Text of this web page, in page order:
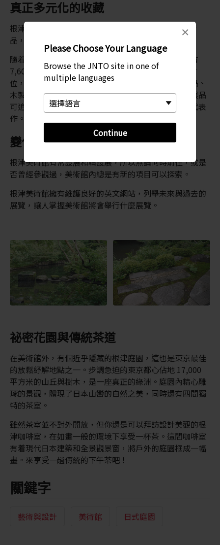
Please Choose Your Language
Browse the JNTO site in one of
multiple languages
Continue
×
真正多元化的收藏
根津美術館於 1941 年首次開幕時，共有 4,642 件藝術
品，都是來自於根津嘉一郎私人收藏。
隨着年月流逝，收藏品透過購買與捐贈而增加，現擁有
7,600 件藝術品。根津美術館對藝術鑑賞的態度是全方
位，因此收藏了眾多前現代繪畫、陶瓷、盔甲、紡織品、
木製品等多種類別，來自於日本、中國及東亞，某些展品
可追溯到三千年前。在這裡可以看到亞洲藝術的真正代表
作。
變化無窮的展覽帶來新的體驗
根津美術館有常設展和輪設展，所以無論何時前往，或是
否曾經參觀過，美術館內總是有新的項目可以探索。
根津美術館擁有維護良好的英文網站，列舉未來與過去的
展覽，讓人掌握美術館將會舉行什麼展覽。
祕密花園與傳統茶道
在美術館外，有個近乎隱藏的根津庭園，這也是東京最佳
的放鬆紓解地點之一。步調急迫的東京都心佔地 17,000
平方米的山丘與樹木，是一座真正的綠洲。庭園內精心雕
琢的景觀，體現了日本山巒的自然之美，同時還有四間獨
特的茶室。
雖然茶室並不對外開放，但你還是可以拜訪設計美觀的根
津咖啡室，在如畫一般的環境下享受一杯茶。這間咖啡室
有着現代日本建築和全景觀景窗，將戶外的庭園框成一幅
畫。來享受一趟傳統的下午茶吧！
關鍵字
藝術與設計 美術館 日式庭園